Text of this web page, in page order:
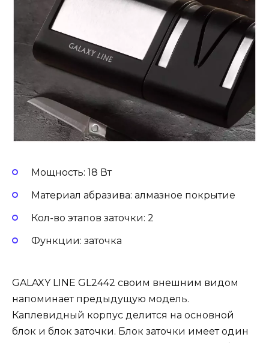
Мощность: 18 Вт
Материал абразива: алмазное покрытие
Кол-во этапов заточки: 2
Функции: заточка
GALAXY LINE GL2442 своим внешним видом
напоминает предыдущую модель.
Каплевидный корпус делится на основной
блок и блок заточки. Блок заточки имеет один